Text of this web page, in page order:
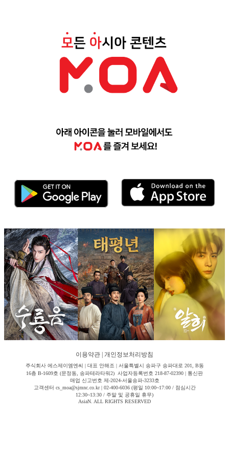
이용약관 개인정보처리방침
주식회사 에스제이엠엔씨 | 대표 안해조 | 서울특별시 송파구 송파대로 201, B동
16층 B-1609호 (문정동, 송파테라타워2) 사업자등록번호 218-87-02390 | 통신판
매업 신고번호 제-2024-서울송파-3233호
고객센터 cs_moa@sjmnc.co.kr | 02-400-6036 (평일 10:00~17:00 / 점심시간
12:30~13:30 / 주말 및 공휴일 휴무)
AsiaN. ALL RIGHTS RESERVED